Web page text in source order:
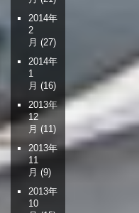
2014年
2
月 (27)
2014年
1
月 (16)
2013年
12
月 (11)
2013年
11
月 (9)
2013年
10